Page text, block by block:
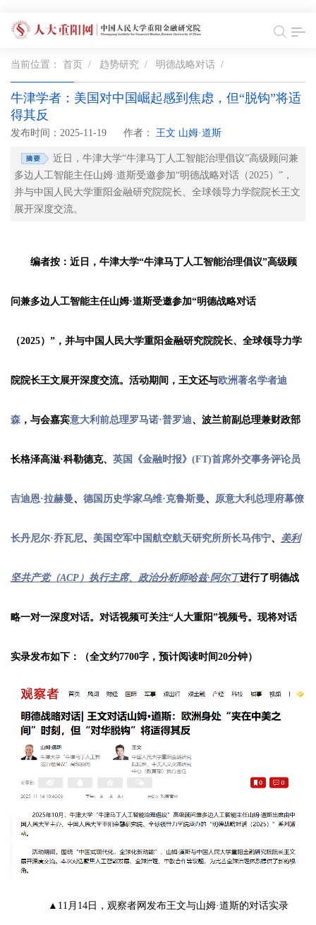
当前位置： 首页 / 趋势研究 / 明德战略对话 /
牛津学者：美国对中国崛起感到焦虑，但“脱钩”将适
得其反
发布时间：2025-11-19 作者： 王文 山姆·道斯
近日，牛津大学“牛津马丁人工智能治理倡议”高级顾问兼
多边人工智能主任山姆·道斯受邀参加“明德战略对话（2025）”，
并与中国人民大学重阳金融研究院院长、全球领导力学院院长王文
展开深度交流。
编者按：近日，牛津大学“牛津马丁人工智能治理倡议”高级顾
问兼多边人工智能主任山姆·道斯受邀参加“明德战略对话
（2025） ”，并与中国人民大学重阳金融研究院院长、全球领导力学
院院长王文展开深度交流。活动期间，王文还与欧洲著名学者迪
森 ，与会嘉宾意大利前总理罗马诺·普罗迪、 波兰前副总理兼财政部
长格泽高滋·科勒德克、 英国《金融时报》(FT)首席外交事务评论员
吉迪恩·拉赫曼、 德国历史学家乌维·克鲁斯曼、 原意大利总理府幕僚
长丹尼尔·乔瓦尼、 美国空军中国航空航天研究所所长马伟宁、 美利
坚共产党（ACP）执行主席、政治分析师哈兹·阿尔丁进行了明德战
略一对一深度对话。对话视频可关注“人大重阳”视频号。现将对话
实录发布如下：（全文约7700字，预计阅读时间20分钟）
▲11月14日，观察者网发布王文与山姆·道斯的对话实录